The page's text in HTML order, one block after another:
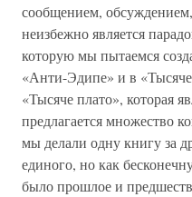
сообщением,
неизбежно является
которую мы пытаемся
«Анти-Эдипе» и в
«Тысяче плато», которая
предлагается множество
мы делали одну книгу за
единого, но как
было прошлое и